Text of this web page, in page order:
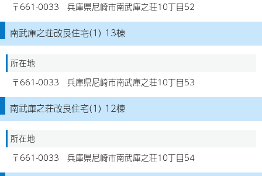
〒661-0033 兵庫県尼崎市南武庫之荘10丁目52
南武庫之荘改良住宅(1) 13棟
所在地
〒661-0033 兵庫県尼崎市南武庫之荘10丁目53
南武庫之荘改良住宅(1) 12棟
所在地
〒661-0033 兵庫県尼崎市南武庫之荘10丁目54